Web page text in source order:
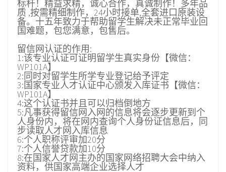
标杆！精益求精，诚心合作，真诚制作！多年品
质 ,按需精细制作，24小时接单,全套进口原装设
备。十五年致力于帮助留学生解决未正常毕业回
国难题，包您满意，包售后。
留信网认证的作用:
1:该专业认证可证明留学生真实身份【微信：
WP101A】
2:同时对留学生所学专业登记给予评定
3:国家专业人才认证中心颁发入库证书【微信：
WP101A】
4:这个认证书并且可以归档倒地方
5:凡事获得留信网入网的信息将会逐步更新到个
人身份内，将在网内查询个人身份证信息后，同
步读取人才网入库信息
6:个人职称评审加20分
7:个人信誉贷款加10分
8:在国家人才网主办的国家网络招聘大会中纳入
资料，供国家高端企业选择人才